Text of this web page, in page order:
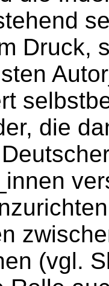
Druck,
die
(vgl.